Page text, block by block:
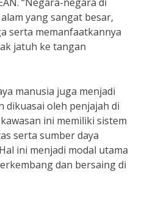
yang sangat besar,
serta memanfaatkannya
jatuh ke tangan
manusia juga menjadi
dikuasai oleh penjajah di
ini memiliki sistem
serta sumber daya
ini menjadi modal utama
dan bersaing di